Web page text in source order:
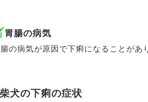
胃腸の病気
腸の病気が原因で下痢になることがあ
柴犬の下痢の症状